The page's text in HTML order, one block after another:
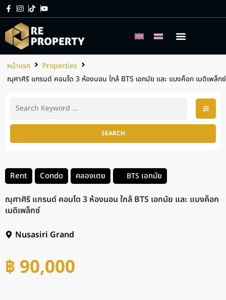
หน้าแรก
Properties
ณุศาศิริ แกรนด์ คอนโด 3 ห้องนอน ใกล้ BTS เอกมัย และ แบงค็อก เมดิเพล็กซ์
SEARCH
Rent Condo คลองเตย BTS เอกมัย
ณุศาศิริ แกรนด์ คอนโด 3 ห้องนอน ใกล้ BTS เอกมัย และ แบงค็อก
เมดิเพล็กซ์
Nusasiri Grand
฿ 90,000